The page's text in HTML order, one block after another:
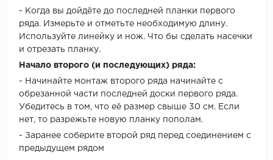
- Когда вы дойдёте до последней планки первого
ряда. Измерьте и отметьте необходимую длину.
Используйте линейку и нож. Что бы сделать насечки
и отрезать планку.
Начало второго (и последующих) ряда:
- Начинайте монтаж второго ряда начинайте с
обрезанной части последней доски первого ряда.
Убедитесь в том, что её размер свыше 30 см. Если
нет, то разрежьте новую планку пополам.
- Заранее соберите второй ряд перед соединением с
предыдущем рядом